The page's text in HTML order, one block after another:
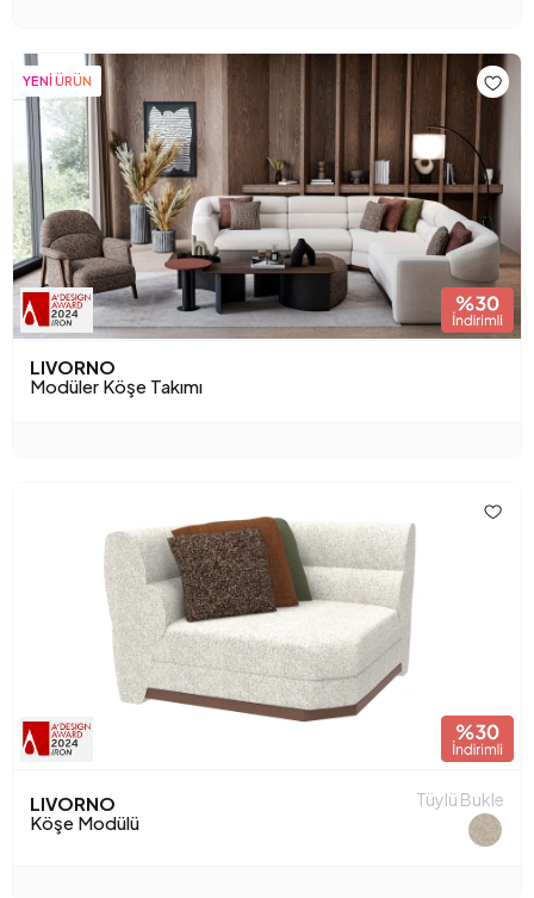
YENİ ÜRÜN
LIVORNO
Modüler Köşe Takımı
LIVORNO
Köşe Modülü
Tüylü Bukle